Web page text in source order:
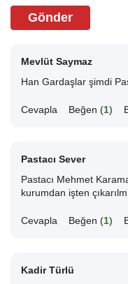
Gönder
Mevlüt Saymaz
Han Gardaşlar şimdi
Cevapla Beğen (1)
Pastacı Sever
Pastacı Mehmet
kurumdan işten
Cevapla Beğen (1)
Kadir Türlü